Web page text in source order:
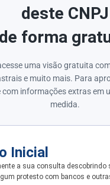
deste CNPJ
de forma
uma visão gratuita
e muito mais. Para
com informações extras em
medida.
Inicial
a sua consulta descobrindo
protesto com bancos e